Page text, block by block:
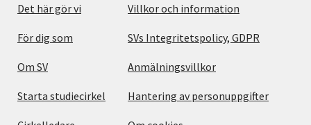
Det här gör vi
För dig som
Om SV
Starta studiecirkel
Villkor och information
SVs Integritetspolicy, GDPR
Anmälningsvillkor
Hantering av personuppgifter